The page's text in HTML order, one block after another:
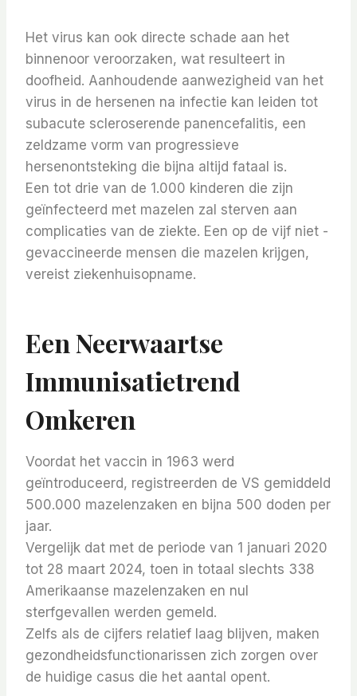
Het virus kan ook directe schade aan het
binnenoor veroorzaken, wat resulteert in
doofheid. Aanhoudende aanwezigheid van het
virus in de hersenen na infectie kan leiden tot
subacute scleroserende panencefalitis, een
zeldzame vorm van progressieve
hersenontsteking die bijna altijd fataal is.
Een tot drie van de 1.000 kinderen die zijn
geïnfecteerd met mazelen zal sterven aan
complicaties van de ziekte. Een op de vijf niet -
gevaccineerde mensen die mazelen krijgen,
vereist ziekenhuisopname.
Een Neerwaartse
Immunisatietrend
Omkeren
Voordat het vaccin in 1963 werd
geïntroduceerd, registreerden de VS gemiddeld
500.000 mazelenzaken en bijna 500 doden per
jaar.
Vergelijk dat met de periode van 1 januari 2020
tot 28 maart 2024, toen in totaal slechts 338
Amerikaanse mazelenzaken en nul
sterfgevallen werden gemeld.
Zelfs als de cijfers relatief laag blijven, maken
gezondheidsfunctionarissen zich zorgen over
de huidige casus die het aantal opent.